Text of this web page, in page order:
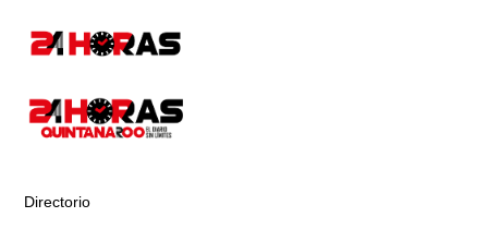
Directorio